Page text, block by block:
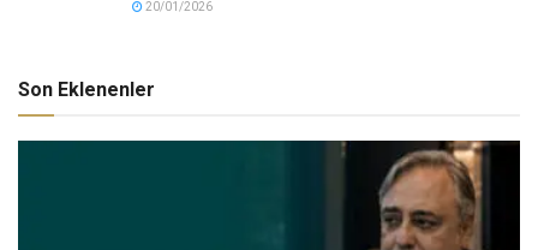
20/01/2026
Son Eklenenler